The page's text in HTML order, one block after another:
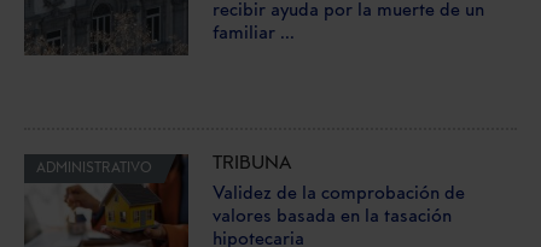
recibir ayuda por la muerte de un
familiar ...
ADMINISTRATIVO
TRIBUNA
Validez de la comprobación de
valores basada en la tasación
hipotecaria